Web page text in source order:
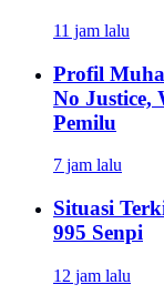
11 jam lalu
Profil
No Justice,
Pemilu
7 jam lalu
Situasi
995 Senpi
12 jam lalu